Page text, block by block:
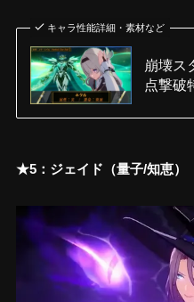
キャラ性能詳細・素材など
崩壊ス
点撃破
★5：ジェイド（量子/知恵）